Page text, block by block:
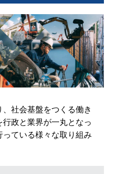
社会基盤をつくる働き
政と業界が一丸となっ
ている様々な取り組み